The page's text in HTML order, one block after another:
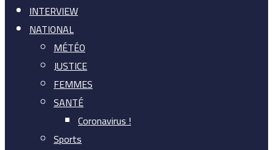
INTERVIEW
NATIONAL
MÉTÉO
JUSTICE
FEMMES
SANTÉ
Coronavirus !
Sports